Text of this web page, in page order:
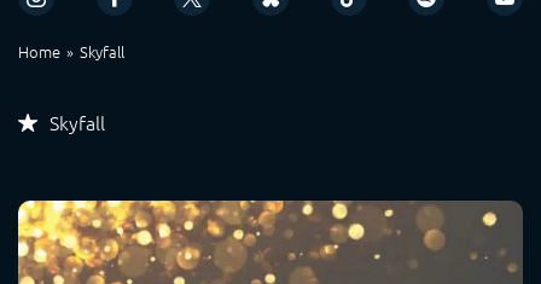
Home Skyfall
Skyfall